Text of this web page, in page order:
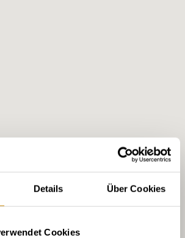
Details Über Cookies
Cookies